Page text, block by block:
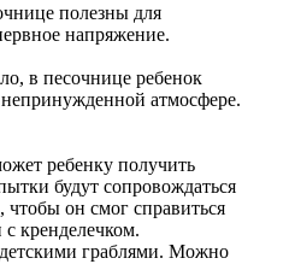
полезны для
напряжение.
в песочнице ребенок
атмосфере.
ребенку получить
будут сопровождаться
он смог справиться
кренделечком.
детскими граблями. Можно